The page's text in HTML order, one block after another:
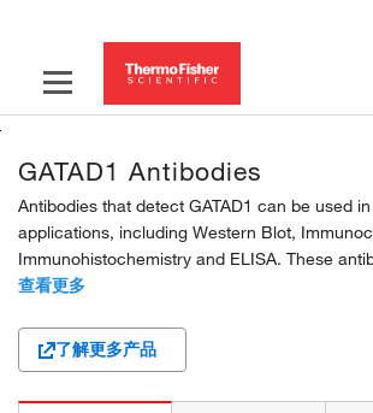
GATAD1 Antibodies
Antibodies that detect GATAD1 can be used
applications, including Western Blot,
Immunohistochemistry and ELISA. These
GATAD1 in Human, Mouse and Rat samples.
查看更多
了解更多产品